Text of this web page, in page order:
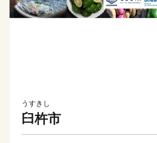
うすきし
臼杵市